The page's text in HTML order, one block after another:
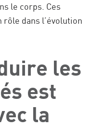
le corps. Ces
dans l’évolution
les
est
la